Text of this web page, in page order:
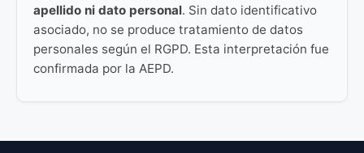
apellido ni dato personal. Sin dato identificativo
asociado, no se produce tratamiento de datos
personales según el RGPD. Esta interpretación fue
confirmada por la AEPD.